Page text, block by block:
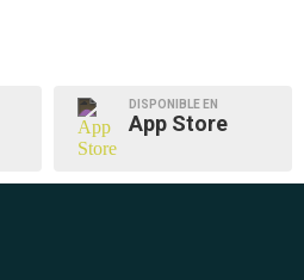
DISPONIBLE EN
App Store